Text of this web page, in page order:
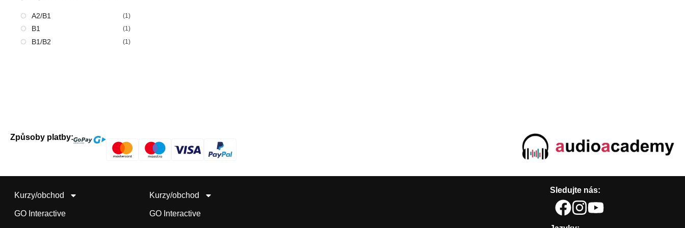
A2/B1 (1)
B1 (1)
B1/B2 (1)
Způsoby platby:
Kurzy/obchod
GO Interactive
Kurzy/obchod
GO Interactive
Sledujte nás: